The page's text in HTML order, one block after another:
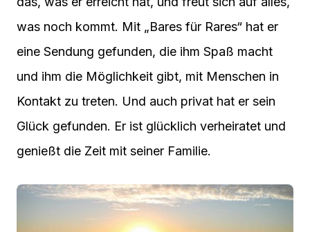
was noch kommt. Mit „Bares für Rares“ hat er
eine Sendung gefunden, die ihm Spaß macht
und ihm die Möglichkeit gibt, mit Menschen in
Kontakt zu treten. Und auch privat hat er sein
Glück gefunden. Er ist glücklich verheiratet und
genießt die Zeit mit seiner Familie.